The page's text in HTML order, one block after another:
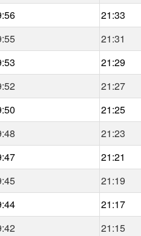
21:33
21:31
21:29
21:27
21:25
21:23
21:21
21:19
21:17
21:15